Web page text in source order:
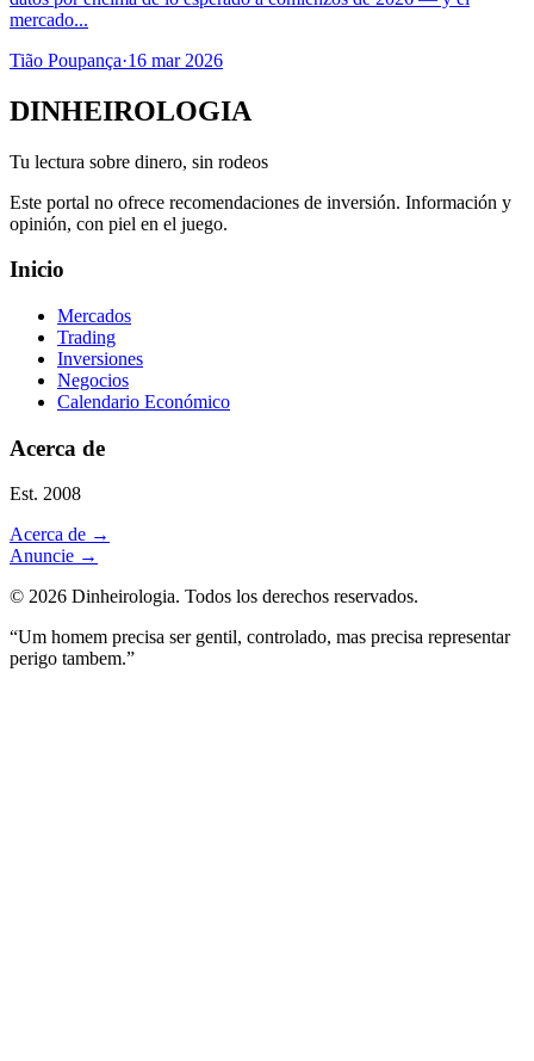
mercado...
Tião Poupança·16 mar 2026
DINHEIROLOGIA
Tu lectura sobre dinero, sin rodeos
Este portal no ofrece recomendaciones de inversión. Información y
opinión, con piel en el juego.
Inicio
Mercados
Trading
Inversiones
Negocios
Calendario Económico
Acerca de
Est. 2008
Acerca de →
Anuncie →
© 2026 Dinheirologia. Todos los derechos reservados.
“Um homem precisa ser gentil, controlado, mas precisa representar
perigo tambem.”